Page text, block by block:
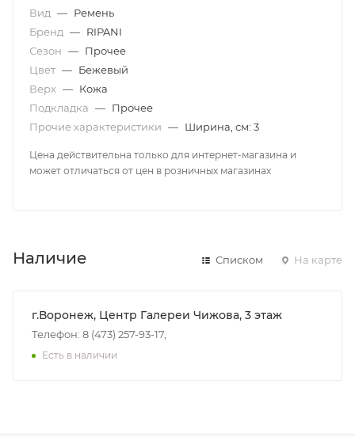
Вид — Ремень
Бренд — RIPANI
Сезон — Прочее
Цвет — Бежевый
Верх — Кожа
Подкладка — Прочее
Прочие характеристики — Ширина, см: 3
Цена действительна только для интернет-магазина и
может отличаться от цен в розничных магазинах
Наличие Списком На карте
г.Воронеж, Центр Галереи Чижова, 3 этаж
Телефон: 8 (473) 257-93-17,
Есть в наличии